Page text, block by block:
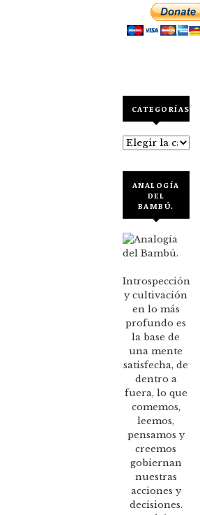
CATEGORÍAS
Categorías
ANALOGÍA
DEL
BAMBÚ.
Introspección
y cultivación
en lo más
profundo es
la base de
una mente
satisfecha, de
dentro a
fuera, lo que
comemos,
leemos,
pensamos y
creemos
gobiernan
nuestras
acciones y
decisiones.